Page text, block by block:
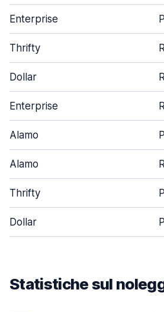
Enterprise
Thrifty
Dollar
Enterprise
Alamo
Alamo
Thrifty
Dollar
Statistiche sul